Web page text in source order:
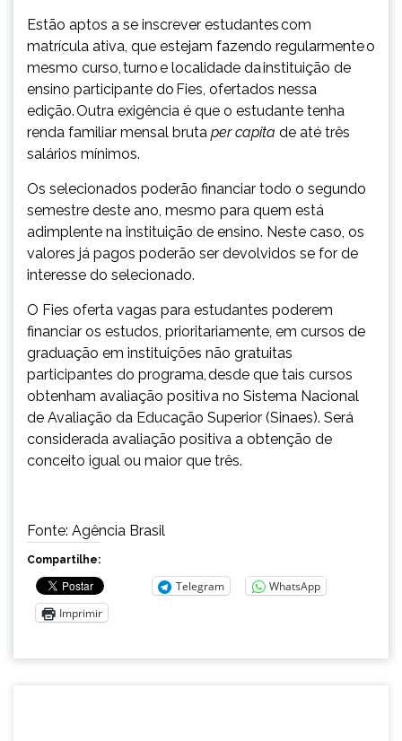
Estão aptos a se inscrever estudantes com
matrícula ativa, que estejam fazendo regularmente o
mesmo curso, turno e localidade da instituição de
ensino participante do Fies, ofertados nessa
edição. Outra exigência é que o estudante tenha
renda familiar mensal bruta per capita de até três
salários mínimos.
Os selecionados poderão financiar todo o segundo
semestre deste ano, mesmo para quem está
adimplente na instituição de ensino. Neste caso, os
valores já pagos poderão ser devolvidos se for de
interesse do selecionado.
O Fies oferta vagas para estudantes poderem
financiar os estudos, prioritariamente, em cursos de
graduação em instituições não gratuitas
participantes do programa, desde que tais cursos
obtenham avaliação positiva no Sistema Nacional
de Avaliação da Educação Superior (Sinaes). Será
considerada avaliação positiva a obtenção de
conceito igual ou maior que três.
Fonte: Agência Brasil
Compartilhe:
Telegram
WhatsApp
Imprimir